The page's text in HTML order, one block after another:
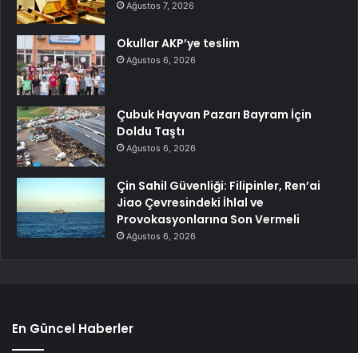
Ağustos 7, 2026
Okullar AKP’ye teslim
Ağustos 6, 2026
Çubuk Hayvan Pazarı Bayram İçin
Doldu Taştı
Ağustos 6, 2026
Çin Sahil Güvenliği: Filipinler, Ren’ai
Jiao Çevresindeki İhlal ve
Provokasyonlarına Son Vermeli
Ağustos 6, 2026
En Güncel Haberler